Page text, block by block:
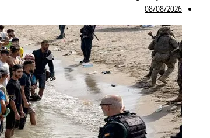
08/08/2026